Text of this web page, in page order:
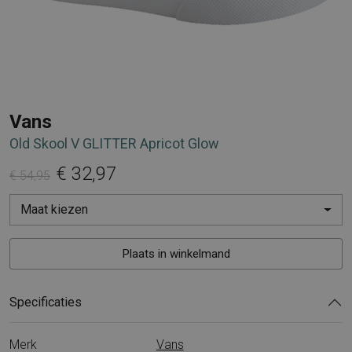
Vans
Old Skool V GLITTER Apricot Glow
€ 54,95 € 32,97
Maat kiezen
Plaats in winkelmand
Specificaties
Merk
Vans